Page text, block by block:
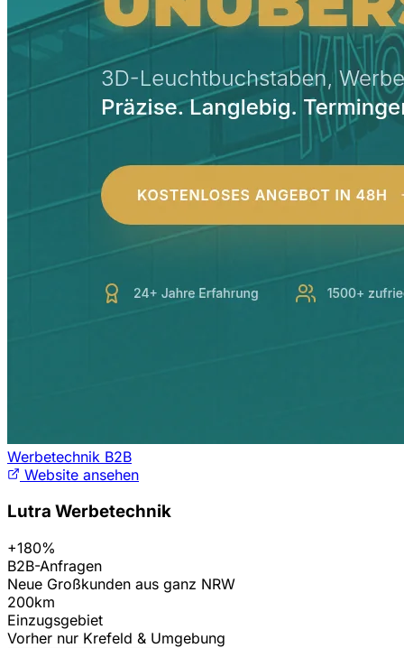
Werbetechnik B2B
Website ansehen
Lutra Werbetechnik
+180%
B2B-Anfragen
Neue Großkunden aus ganz NRW
200km
Einzugsgebiet
Vorher nur Krefeld & Umgebung